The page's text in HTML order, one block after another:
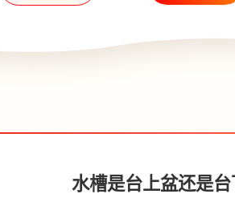
水槽是台上盆还是台